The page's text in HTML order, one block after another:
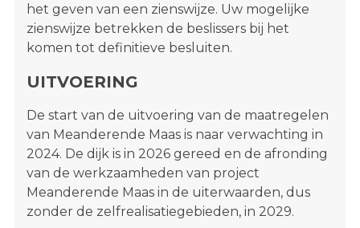
het geven van een zienswijze. Uw mogelijke
zienswijze betrekken de beslissers bij het
komen tot definitieve besluiten.
UITVOERING
De start van de uitvoering van de maatregelen
van Meanderende Maas is naar verwachting in
2024. De dijk is in 2026 gereed en de afronding
van de werkzaamheden van project
Meanderende Maas in de uiterwaarden, dus
zonder de zelfrealisatiegebieden, in 2029.